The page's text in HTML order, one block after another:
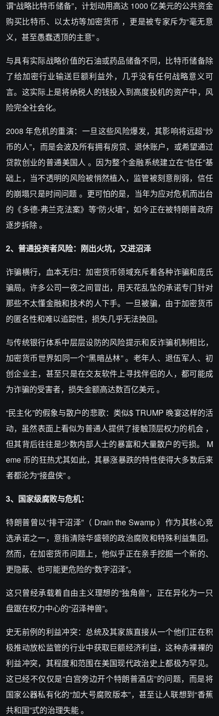
谓“战略比特币储备”，计划动用高达 1000 亿美元的公共资金
购买比特币、以太坊等加密货币 ，更是被专家斥为“毫无意
义，甚至愚蠢透顶的主意” 。
与具有实际战略价值的石油或药品储备不同，比特币储备除
了给加密行业输送巨额利益外，几乎没有任何战略意义可
言。这实际上是将纳税人的钱投入到高度投机的资产中，风
险完全社会化。
2008 年危机的重演：一旦这些风险爆发，其影响将远超“炒
币的人”，而是会波及所有拥有房贷、退休账户，或希望通过
贷款创业的普通美国人 。因为整个金融系统建立在“信任”基
础上，当不透明的风险被悄然植入，监管被刻意削弱，信任
的崩塌只是时间问题 。更可怕的是，当年为应对危机而出台
的《多德-弗兰克法案》等“防火墙”，如今正在被特朗普政府
逐步拆除 。
2、普通投资者风险：刚出火坑，又进沼泽
诈骗横行，血本无归：加密货币领域充斥着各种诈骗和庞氏
骗局。许多公司一夜之间冒出，用天花乱坠的承诺专门针对
那些不太懂金融和技术的人下手。一旦被骗，由于加密货币
的匿名性和难以追踪性，损失几乎无法挽回。
与传统银行体系中层层设防的风险提示和反诈骗机制相比，
加密货币世界如同一个“黑暗丛林” 。老年人、退伍军人、初
创企业主，甚至只是在交友软件上寻找伴侣的人，都可能成
为诈骗的受害者，损失金额高达数百亿美元 。
“民主化”的假象与散户的悲歌：类似$ TRUMP 晚宴这样的活
动，虽然表面上看似为普通人提供了接触顶层权力的机会 ，
但其背后往往是少数内部人士的暴富和大量散户的亏损。 M
eme 币的狂热尤其如此，其暴涨暴跌的特性使得大多数后来
者都沦为“接盘侠” 。
3、国家级腐败与危机：
特朗普曾以“排干沼泽”（ Drain the Swamp ）作为其核心竞
选承诺之一，意指清除华盛顿的政治腐败和特殊利益集团。
然而，在加密货币问题上，他似乎正在亲手挖掘一个新的、
更隐蔽、也可能更危险的“数字沼泽”。
这只曾经承载着自由主义理想的“独角兽”，正在异化为一只
盘踞在权力中心的“沼泽神兽”。
史无前例的利益冲突：总统及其家族直接从一个他们正在积
极推动放松监管的行业中获取巨额经济利益，这种赤裸裸的
利益冲突，其程度和范围在美国现代政治史上都极为罕见。
这已经不仅仅是“白宫旁边开个特朗普酒店”的问题，而是将
国家公器私有化的“加大号腐败版本”，甚至让人联想到“香蕉
共和国”式的治理失能 。